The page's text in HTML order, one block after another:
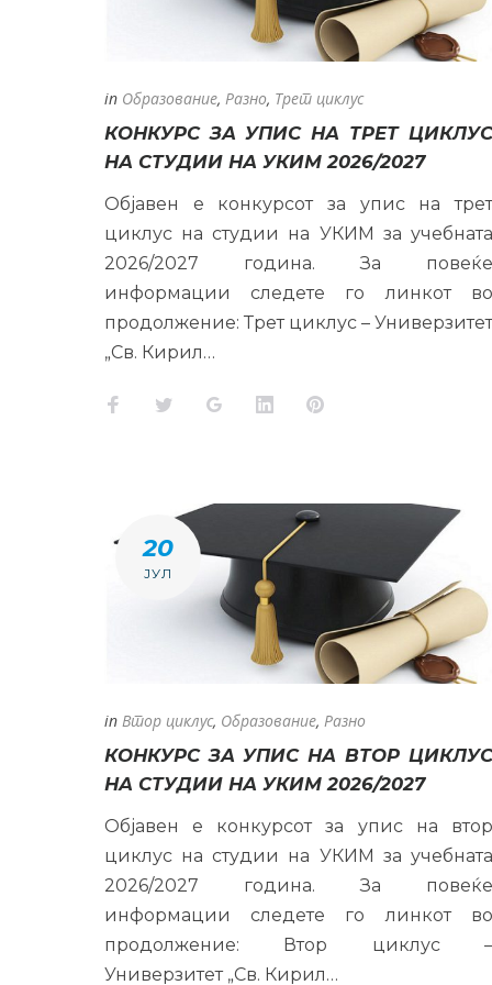
in Образование, Разно, Трет циклус
КОНКУРС ЗА УПИС НА ТРЕТ ЦИКЛУС
НА СТУДИИ НА УКИМ 2026/2027
Објавен е конкурсот за упис на трет
циклус на студии на УКИМ за учебната
2026/2027 година. За повеќе
информации следете го линкот во
продолжение: Трет циклус – Универзитет
„Св. Кирил…
Facebook
TwitterGoogle+LinkedInPinterest
20
ЈУЛ
in Втор циклус, Образование, Разно
КОНКУРС ЗА УПИС НА ВТОР ЦИКЛУС
НА СТУДИИ НА УКИМ 2026/2027
Објавен е конкурсот за упис на втор
циклус на студии на УКИМ за учебната
2026/2027 година. За повеќе
информации следете го линкот во
продолжение: Втор циклус –
Универзитет „Св. Кирил…